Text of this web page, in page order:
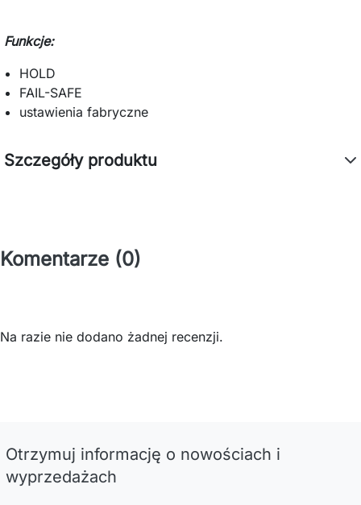
Funkcje:
HOLD
FAIL-SAFE
ustawienia fabryczne
Szczegóły produktu
Komentarze (0)
Na razie nie dodano żadnej recenzji.
Otrzymuj informację o nowościach i
wyprzedażach